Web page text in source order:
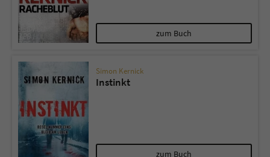
zum Buch
Simon Kernick
Instinkt
zum Buch